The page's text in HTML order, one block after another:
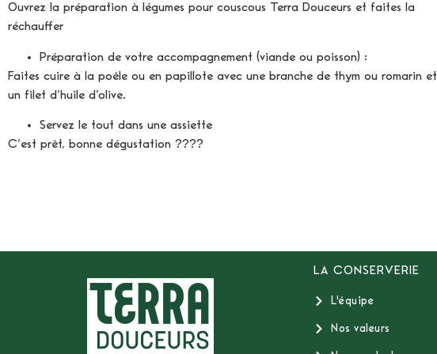
Ouvrez la préparation à légumes pour couscous Terra Douceurs et faites la
réchauffer
Préparation de votre accompagnement (viande ou poisson) :
Faites cuire à la poêle ou en papillote avec une branche de thym ou romarin et
un filet d’huile d’olive.
Servez le tout dans une assiette
C’est prêt, bonne dégustation ????
LA CONSERVERIE
L'équipe
Nos valeurs